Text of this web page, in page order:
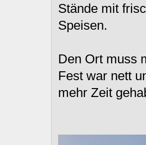
Stände mit
Speisen.
Den Ort muss
Fest war nett
mehr Zeit